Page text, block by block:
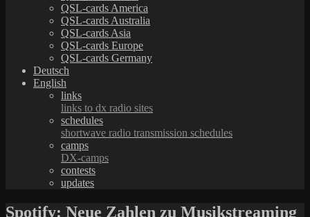
QSL-cards America
QSL-cards Australia
QSL-cards Asia
QSL-cards Europe
QSL-cards Germany
Deutsch
English
links
links to dx radio sites
schedules
shortwave radio transmission schedules
camps
DX-camps
contests
updates
Spotify: Neue Zahlen zu Musikstreaming